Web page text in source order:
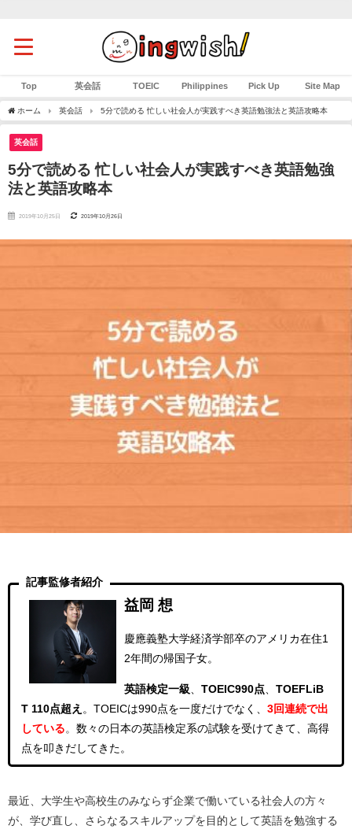
Top 英会話 TOEIC Philippines Pick Up Site Map
ホーム 英会話 5分で読める 忙しい社会人が実践すべき英語勉強法と英語攻略本
英会話
5分で読める 忙しい社会人が実践すべき英語勉強
法と英語攻略本
2019年10月25日 2019年10月26日
記事監修者紹介
益岡 想
慶應義塾大学経済学部卒のアメリカ在住1
2年間の帰国子女。
英語検定一級 、TOEIC990点 、TOEFLiB
T 110点超え
TOEICは990点を一度だけでなく、 3回連続で出
している
数々の日本の英語検定系の試験を受けてきて、高得
点を叩きだしてきた。
最近、大学生や高校生のみならず企業で働いている社会人の方々
が、学び直し、さらなるスキルアップを目的として英語を勉強する